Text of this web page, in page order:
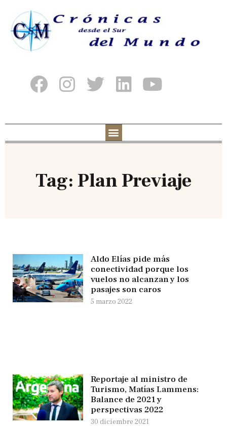
Tag: Plan Previaje
Aldo Elías pide más
conectividad porque los
vuelos no alcanzan y los
pasajes son caros
5 marzo 2022
Reportaje al ministro de
Turismo, Matías Lammens:
Balance de 2021 y
perspectivas 2022
30 diciembre 2021